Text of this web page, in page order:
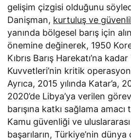
gelişim çizgisi olduğunu
Danişman, kurtuluş ve
yanında bölgesel barış için
önemine değinerek, 1950 Kore
Kıbrıs Barış Harekatı’na
Kuvvetleri’nin kritik
Ayrıca, 2015 yılında Katar’a,
2020’de Libya’ya verilen
barışına katkı sağlama amacı
Kamu güvenliği ve
başarıların, Türkiye’nin dünya